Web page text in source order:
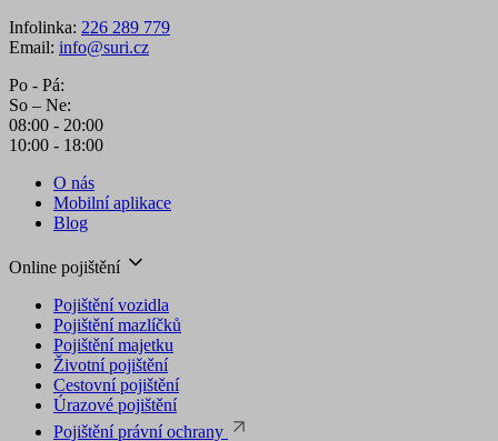
Infolinka: 226 289 779
Email: info@suri.cz
Po - Pá:
So – Ne:
08:00 - 20:00
10:00 - 18:00
O nás
Mobilní aplikace
Blog
Online pojištění
Pojištění vozidla
Pojištění mazlíčků
Pojištění majetku
Životní pojištění
Cestovní pojištění
Úrazové pojištění
Pojištění právní ochrany